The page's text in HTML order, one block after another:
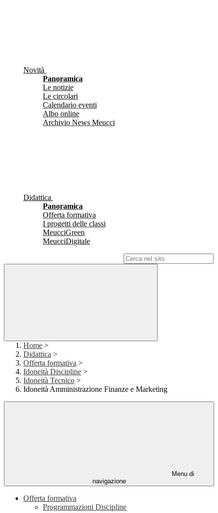
Novità
Panoramica
Le notizie
Le circolari
Calendario eventi
Albo online
Archivio News Meucci
Didattica
Panoramica
Offerta formativa
I progetti delle classi
MeucciGreen
MeucciDigitale
Home >
Didattica >
Offerta formativa >
Idoneità Discipline >
Idoneità Tecnico >
Idoneità Amministrazione Finanze e Marketing
Menu di
navigazione
Offerta formativa
Programmazioni Discipline